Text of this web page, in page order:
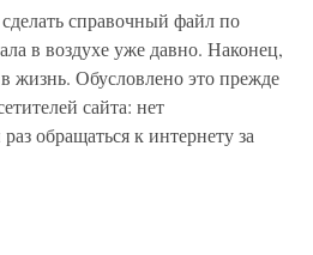
справочный файл по
в воздухе уже давно. Наконец,
жизнь. Обусловлено это прежде
сайта: нет
обращаться к интернету за